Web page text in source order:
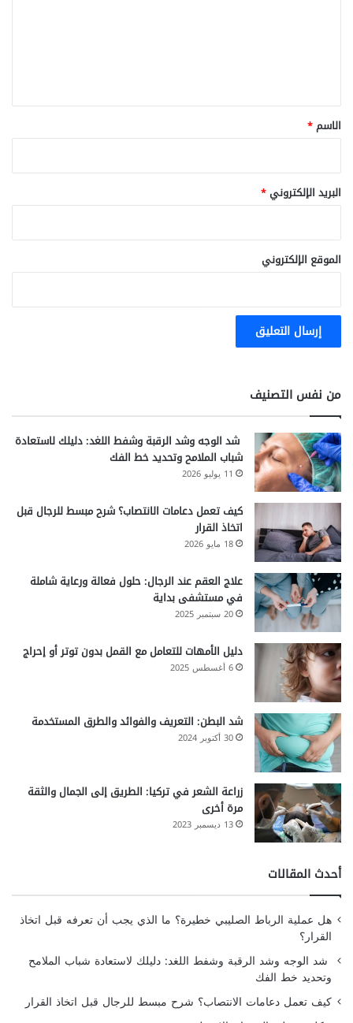
*
الاسم*
البريد الإلكتروني*
الموقع الإلكتروني
من نفس التصنيف
شد الوجه وشد الرقبة وشفط اللغد: دليلك لاستعادة
شباب الملامح وتحديد خط الفك
11 يوليو 2026
كيف تعمل دعامات الانتصاب؟ شرح مبسط للرجال قبل
اتخاذ القرار
18 مايو 2026
علاج العقم عند الرجال: حلول فعالة ورعاية شاملة
في مستشفى بداية
20 سبتمبر 2025
دليل الأمهات للتعامل مع القمل بدون توتر أو إحراج
6 أغسطس 2025
شد البطن: التعريف والفوائد والطرق المستخدمة
30 أكتوبر 2024
زراعة الشعر في تركيا: الطريق إلى الجمال والثقة
مرة أخرى
13 ديسمبر 2023
أحدث المقالات
هل عملية الرباط الصليبي خطيرة؟ ما الذي يجب أن تعرفه قبل اتخاذ
القرار؟
شد الوجه وشد الرقبة وشفط اللغد: دليلك لاستعادة شباب الملامح
وتحديد خط الفك
كيف تعمل دعامات الانتصاب؟ شرح مبسط للرجال قبل اتخاذ القرار